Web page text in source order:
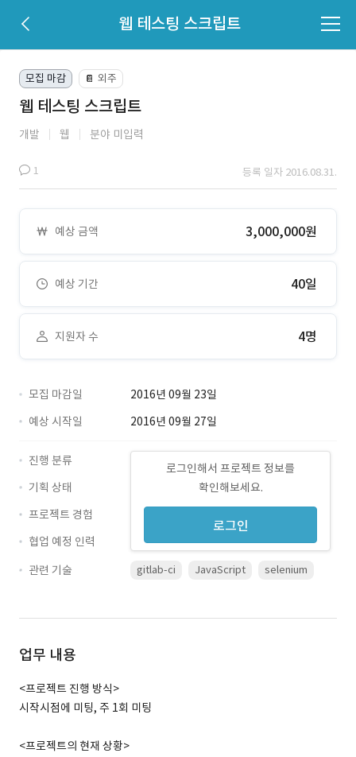
웹 테스팅 스크립트
모집 마감 📔 외주
웹 테스팅 스크립트
개발 웹 분야 미입력
1 등록 일자 2016.08.31.
예상 금액 3,000,000원
예상 기간 40일
지원자 수 4명
모집 마감일
2016년 09월 23일
예상 시작일
2016년 09월 27일
로그인해서 프로젝트 정보를
확인해보세요.
로그인
진행 분류
기획 상태
프로젝트 경험
협업 예정 인력
관련 기술
gitlab-ci JavaScript selenium
업무 내용
<프로젝트 진행 방식>
시작시점에 미팅, 주 1회 미팅
<프로젝트의 현재 상황>